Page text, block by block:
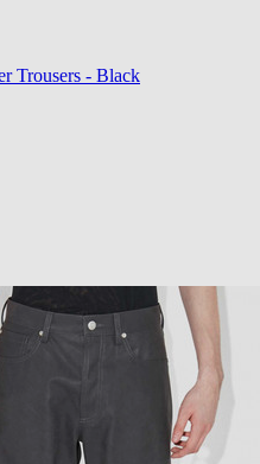
Trousers - Black